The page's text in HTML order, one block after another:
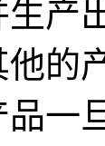
生产
的
一